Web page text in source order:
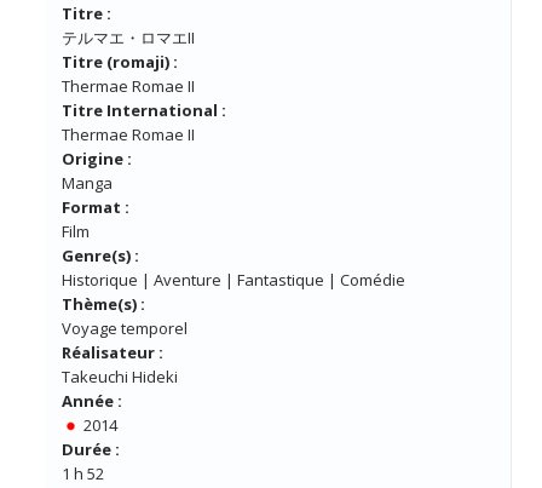
Titre :
テルマエ・ロマエII
Titre (romaji) :
Thermae Romae II
Titre International :
Thermae Romae II
Origine :
Manga
Format :
Film
Genre(s) :
Historique | Aventure | Fantastique | Comédie
Thème(s) :
Voyage temporel
Réalisateur :
Takeuchi Hideki
Année :
2014
Durée :
1 h 52